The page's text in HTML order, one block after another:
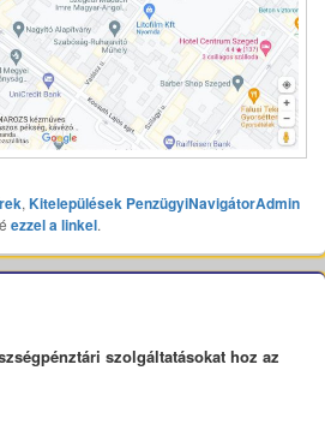
,Kitelepülések PenzügyiNavigátorAdmin
ezzel a linkel.
szolgáltatásokat hoz az